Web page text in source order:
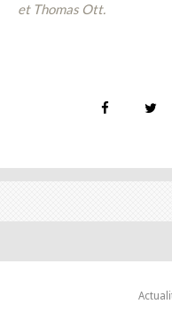
et Thomas Ott.